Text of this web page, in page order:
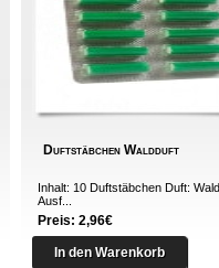
Duftstäbchen Waldduft
Inhalt: 10 Duftstäbchen Duft:
Ausf...
Preis: 2,96€
In den Warenkorb